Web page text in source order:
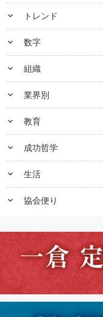
keyboard_arrow_down トレンド
keyboard_arrow_down 数字
keyboard_arrow_down 組織
keyboard_arrow_down 業界別
keyboard_arrow_down 教育
keyboard_arrow_down 成功哲学
keyboard_arrow_down 生活
keyboard_arrow_down 協会便り